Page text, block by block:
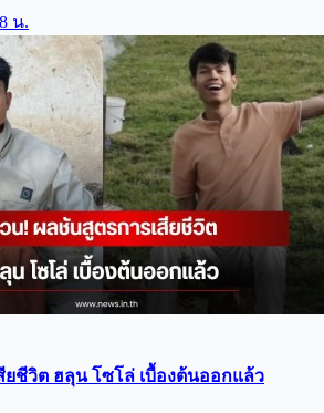
น.
ชีวิต ฮลุน โซโล่ เบื้องต้นออกแล้ว